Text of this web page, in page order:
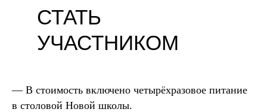
СТАТЬ
УЧАСТНИКОМ
— В стоимость включено четырёхразовое питание
в столовой Новой школы.